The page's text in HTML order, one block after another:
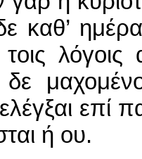
δε καθ’
δε
επί
ή ου.